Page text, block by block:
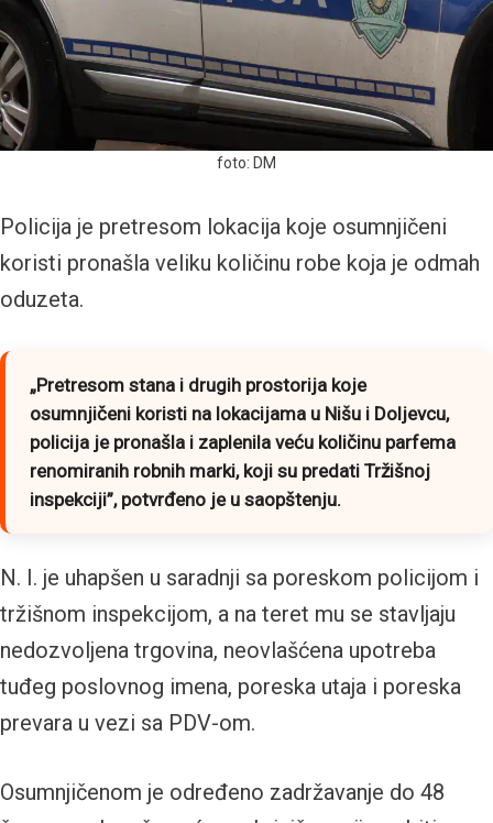
foto: DM
Policija je pretresom lokacija koje osumnjičeni
koristi pronašla veliku količinu robe koja je odmah
oduzeta.
„Pretresom stana i drugih prostorija koje
osumnjičeni koristi na lokacijama u Nišu i Doljevcu,
policija je pronašla i zaplenila veću količinu parfema
renomiranih robnih marki, koji su predati Tržišnoj
inspekciji”, potvrđeno je u saopštenju.
N. I. je uhapšen u saradnji sa poreskom policijom i
tržišnom inspekcijom, a na teret mu se stavljaju
nedozvoljena trgovina, neovlašćena upotreba
tuđeg poslovnog imena, poreska utaja i poreska
prevara u vezi sa PDV-om.
Osumnjičenom je određeno zadržavanje do 48